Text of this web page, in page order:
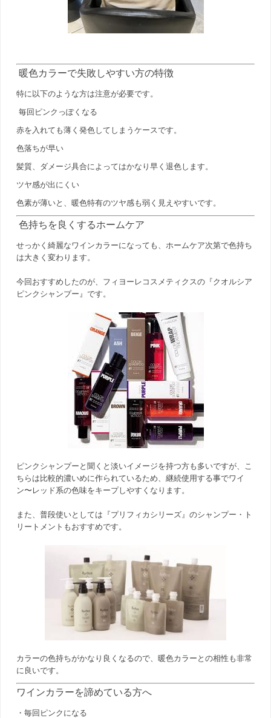
暖色カラーで失敗しやすい方の特徴
特に以下のような方は注意が必要です。
毎回ピンクっぽくなる
赤を入れても薄く発色してしまうケースです。
色落ちが早い
髪質、ダメージ具合によってはかなり早く退色します。
ツヤ感が出にくい
色素が薄いと、暖色特有のツヤ感も弱く見えやすいです。
色持ちを良くするホームケア
せっかく綺麗なワインカラーになっても、ホームケア次第で色持ち
は大きく変わります。
今回おすすめしたのが、フィヨーレコスメティクスの『クオルシア
ピンクシャンプー』です。
ピンクシャンプーと聞くと淡いイメージを持つ方も多いですが、こ
ちらは比較的濃いめに作られているため、継続使用する事でワイ
ン〜レッド系の色味をキープしやすくなります。
また、普段使いとしては『プリフィカシリーズ』のシャンプー・ト
リートメントもおすすめです。
カラーの色持ちがかなり良くなるので、暖色カラーとの相性も非常
に良いです。
ワインカラーを諦めている方へ
・毎回ピンクになる